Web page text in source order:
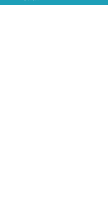
來！柯文哲生日